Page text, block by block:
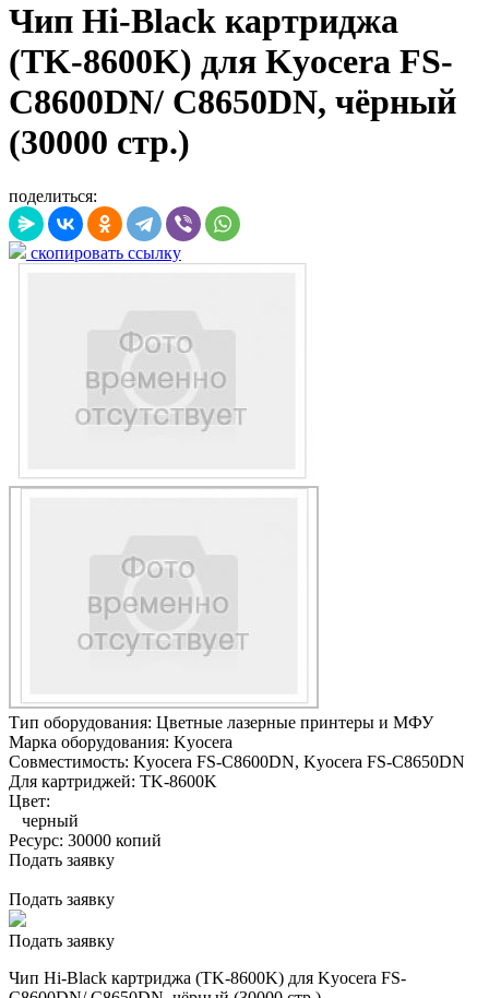
Чип Hi-Black картриджа
(TK-8600K) для Kyocera FS-
C8600DN/ C8650DN, чёрный
(30000 стр.)
поделиться:
скопировать ссылку
Тип оборудования: Цветные лазерные принтеры и МФУ
Марка оборудования: Kyocera
Совместимость: Kyocera FS-C8600DN, Kyocera FS-C8650DN
Для картриджей: TK-8600K
Цвет:
черный
Ресурс: 30000 копий
Подать заявку
Подать заявку
Подать заявку
Чип Hi-Black картриджа (TK-8600K) для Kyocera FS-